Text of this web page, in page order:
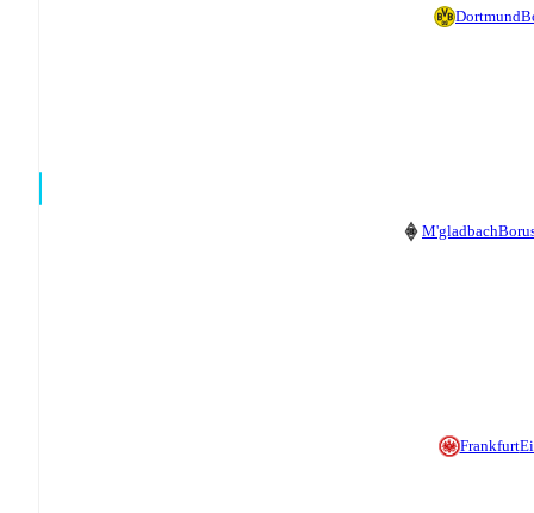
Dortmund
M'gladbach
Frankfurt